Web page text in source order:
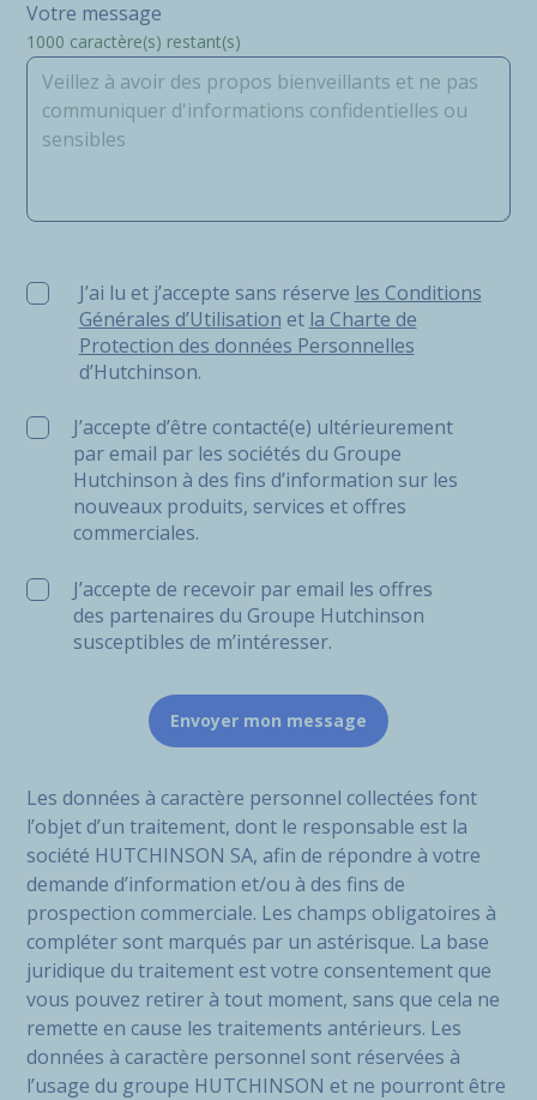
Votre message
1000 caractère(s) restant(s)
J’ai lu et j’accepte sans réserve les Conditions
J’ai lu et j’accepte sans réserve les Conditions
Générales d’Utilisation et la Charte de
Protection des données Personnelles
d’Hutchinson.
J’accepte d’être contacté(e) ultérieurement
par email par les sociétés du Groupe
Hutchinson à des fins d’information sur les
nouveaux produits, services et offres
commerciales.
J’accepte de recevoir par email les offres
des partenaires du Groupe Hutchinson
susceptibles de m’intéresser.
Les données à caractère personnel collectées font
l’objet d’un traitement, dont le responsable est la
société HUTCHINSON SA, afin de répondre à votre
demande d’information et/ou à des fins de
prospection commerciale. Les champs obligatoires à
compléter sont marqués par un astérisque. La base
juridique du traitement est votre consentement que
vous pouvez retirer à tout moment, sans que cela ne
remette en cause les traitements antérieurs. Les
données à caractère personnel sont réservées à
l’usage du groupe HUTCHINSON et ne pourront être